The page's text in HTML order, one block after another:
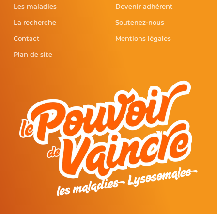
Les maladies
La recherche
Contact
Plan de site
Devenir adhérent
Soutenez-nous
Mentions légales